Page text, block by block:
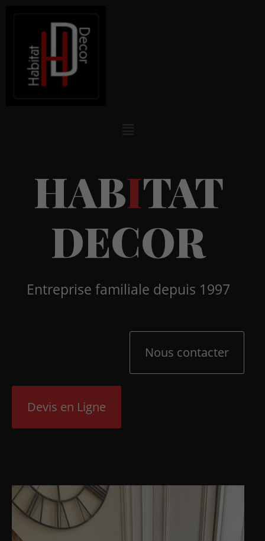
HABITAT
DECOR
Entreprise familiale depuis 1997
Nous contacter
Devis en Ligne